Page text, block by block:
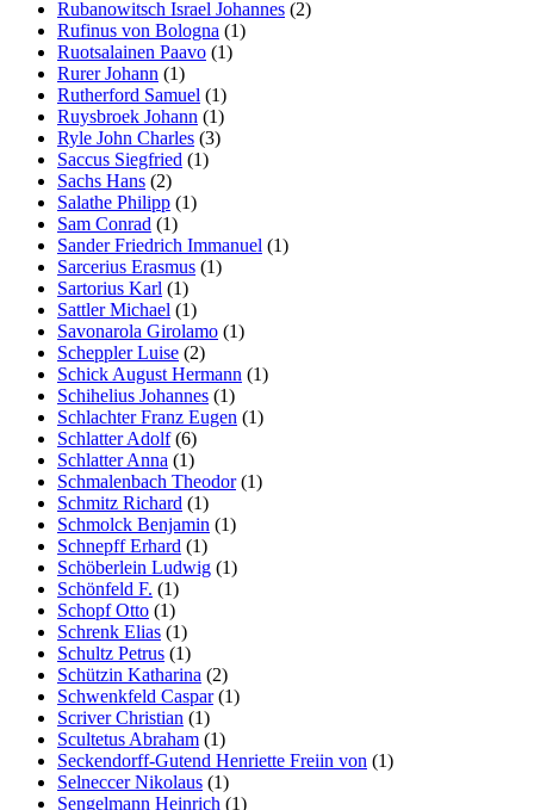
Rubanowitsch Israel Johannes (2)
Rufinus von Bologna (1)
Ruotsalainen Paavo (1)
Rurer Johann (1)
Rutherford Samuel (1)
Ruysbroek Johann (1)
Ryle John Charles (3)
Saccus Siegfried (1)
Sachs Hans (2)
Salathe Philipp (1)
Sam Conrad (1)
Sander Friedrich Immanuel (1)
Sarcerius Erasmus (1)
Sartorius Karl (1)
Sattler Michael (1)
Savonarola Girolamo (1)
Scheppler Luise (2)
Schick August Hermann (1)
Schihelius Johannes (1)
Schlachter Franz Eugen (1)
Schlatter Adolf(6)
Schlatter Anna (1)
Schmalenbach Theodor(1)
Schmitz Richard (1)
Schmolck Benjamin (1)
Schnepff Erhard (1)
Schöberlein Ludwig (1)
Schönfeld F. (1)
Schopf Otto (1)
Schrenk Elias (1)
Schultz Petrus (1)
Schützin Katharina (2)
Schwenkfeld Caspar(1)
Scriver Christian (1)
Scultetus Abraham (1)
Seckendorff-Gutend Henriette Freiin von (1)
Selneccer Nikolaus (1)
Sengelmann Heinrich (1)